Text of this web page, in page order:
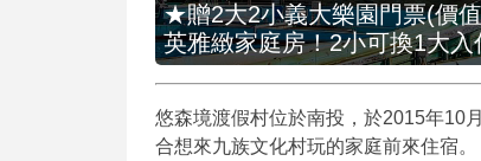
★贈2大2小義大樂園門票(價
英雅緻家庭房！2小可換1大入
悠森境渡假村位於南投，於2015年10
合想來九族文化村玩的家庭前來住宿。